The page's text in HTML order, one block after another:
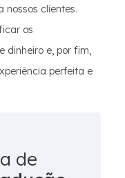
nossos clientes.
os
dinheiro e, por fim,
perfeita e
de